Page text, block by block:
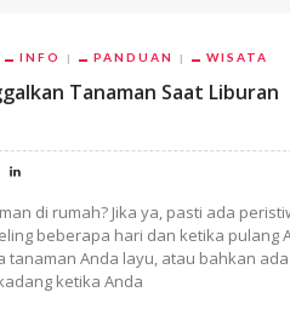
INFO PANDUAN WISATA
Tanaman Saat Liburan
di rumah? Jika ya, pasti ada
beberapa hari dan ketika pulang
tanaman Anda layu, atau bahkan
ketika Anda